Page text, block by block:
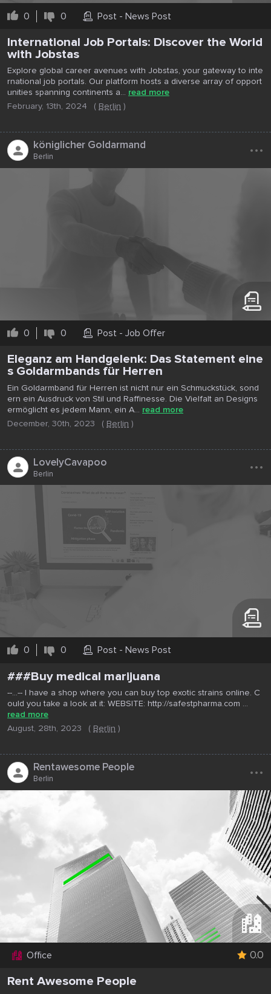
0 0 Post - News Post
International Job Portals: Discover the World
with Jobstas
Explore global career avenues with Jobstas, your gateway to inte
rnational job portals. Our platform hosts a diverse array of opport
unities spanning continents a... read more
February, 13th, 2024
( Berlin )
königlicher Goldarmand
Berlin ...
0 0 Post - Job Offer
Eleganz am Handgelenk: Das Statement eine
s Goldarmbands für Herren
Ein Goldarmband für Herren ist nicht nur ein Schmuckstück, sond
ern ein Ausdruck von Stil und Raffinesse. Die Vielfalt an Designs
ermöglicht es jedem Mann, ein A... read more
December, 30th, 2023
( Berlin )
LovelyCavapoo
Berlin ...
0 0 Post - News Post
###Buy medical marijuana
--...-- I have a shop where you can buy top exotic strains online. C
ould you take a look at it: WEBSITE: http://safestpharma.com ...
read more
August, 28th, 2023
( Berlin )
Rentawesome People
Berlin ...
Office 0.0
Rent Awesome People